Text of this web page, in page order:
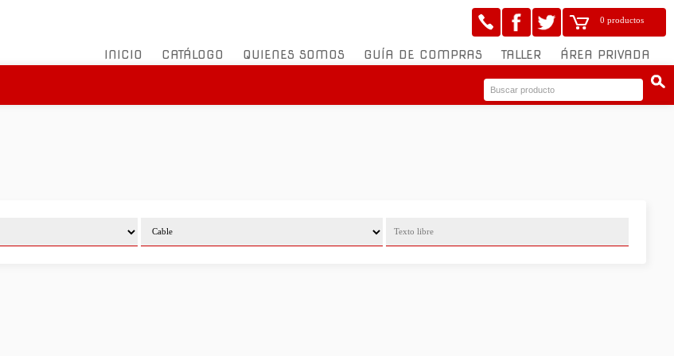
0 productos
INICIO CATÁLOGO QUIENES SOMOS GUÍA DE COMPRAS TALLER ÁREA PRIVADA